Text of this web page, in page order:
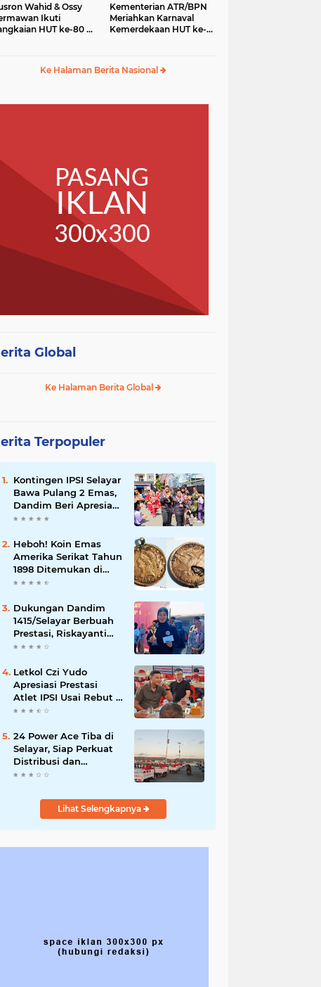
Wahid & Ossy
Ikuti
HUT ke-80 RI
Kementerian ATR/BPN
Meriahkan Karnaval
Kemerdekaan HUT ke-
Ke Halaman Berita Nasional
Global
Ke Halaman Berita Global
Terpopuler
Kontingen IPSI Selayar
Bawa Pulang 2 Emas,
Dandim Beri Apresiasi
dan Sambutan Meriah
Heboh! Koin Emas
Amerika Serikat Tahun
1898 Ditemukan di
Selayar, Nilainya Bisa
Dukungan Dandim
1415/Selayar Berbuah
Prestasi, Riskayanti
Rafian Rebut Emas di
Championship
Letkol Czi Yudo
Apresiasi Prestasi
Atlet IPSI Usai Rebut 4
Medali di Makassar
24 Power Ace Tiba di
Selayar, Siap Perkuat
Distribusi dan
Pelayanan Koperasi
Lihat Selengkapnya